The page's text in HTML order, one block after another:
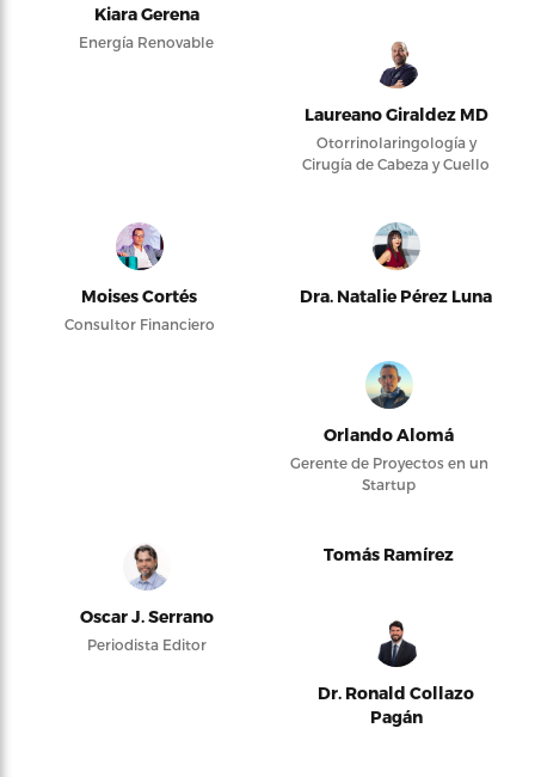
Kiara Gerena
Energía Renovable
Laureano Giraldez MD
Otorrinolaringología y
Cirugía de Cabeza y Cuello
Moises Cortés
Consultor Financiero
Dra. Natalie Pérez Luna
Orlando Alomá
Gerente de Proyectos en un
Startup
Oscar J. Serrano
Periodista Editor
Tomás Ramírez
Dr. Ronald Collazo
Pagán